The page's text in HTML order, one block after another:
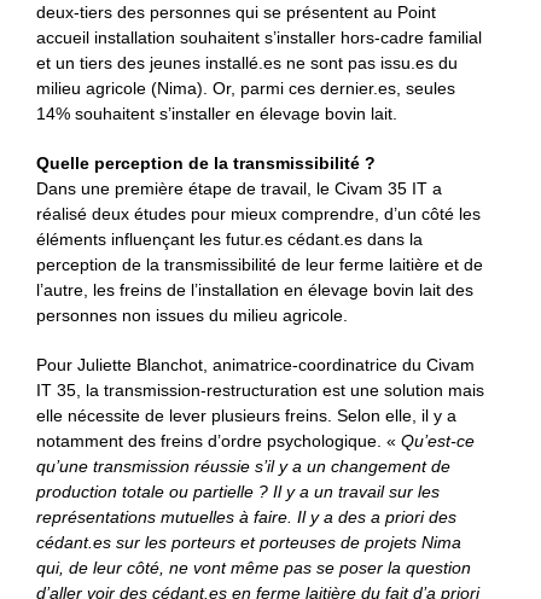
deux-tiers des personnes qui se présentent au Point
accueil installation souhaitent s’installer hors-cadre familial
et un tiers des jeunes installé.es ne sont pas issu.es du
milieu agricole (Nima). Or, parmi ces dernier.es, seules
14% souhaitent s’installer en élevage bovin lait.
Quelle perception de la transmissibilité ?
Dans une première étape de travail, le Civam 35 IT a
réalisé deux études pour mieux comprendre, d’un côté les
éléments influençant les futur.es cédant.es dans la
perception de la transmissibilité de leur ferme laitière et de
l’autre, les freins de l’installation en élevage bovin lait des
personnes non issues du milieu agricole.
Pour Juliette Blanchot, animatrice-coordinatrice du Civam
IT 35, la transmission-restructuration est une solution mais
elle nécessite de lever plusieurs freins. Selon elle, il y a
notamment des freins d’ordre psychologique. « Qu’est-ce
qu’une transmission réussie s’il y a un changement de
production totale ou partielle ? Il y a un travail sur les
représentations mutuelles à faire. Il y a des a priori des
cédant.es sur les porteurs et porteuses de projets Nima
qui, de leur côté, ne vont même pas se poser la question
d’aller voir des cédant.es en ferme laitière du fait d’a priori